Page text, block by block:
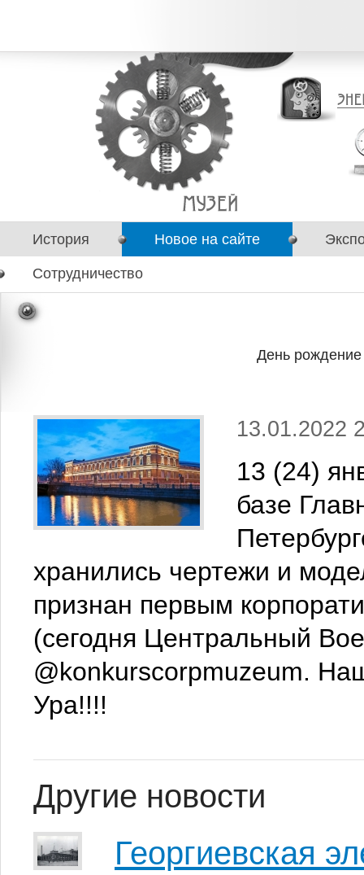
История Новое на сайте
Сотрудничество
День рождение
13.01.2022
13 (24)
базе
хранились чертежи и
признан первым
(сегодня Центральный
@konkurscorpmuzeum.
Ура!!!!
Другие новости
Георгиевская